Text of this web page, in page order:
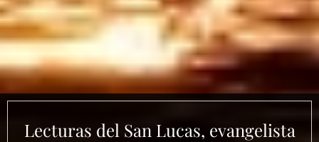
Lecturas del San Lucas, evangelista